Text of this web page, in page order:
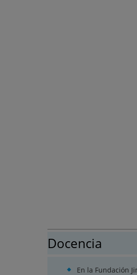
Docencia
En la Fundación